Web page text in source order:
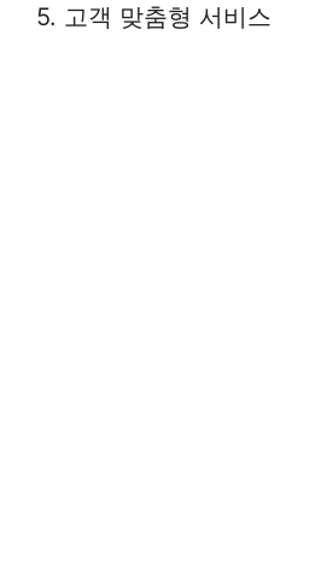
5. 고객 맞춤형 서비스